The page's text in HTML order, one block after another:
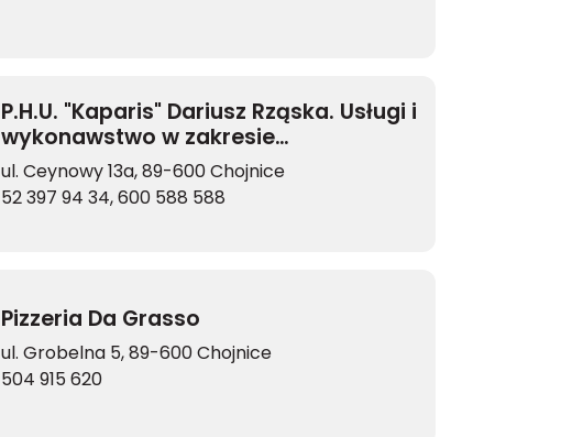
P.H.U. "Kaparis" Dariusz Rząska. Usługi i
wykonawstwo w zakresie
budownictwa ogólnego.
ul. Ceynowy 13a, 89-600 Chojnice
52 397 94 34, 600 588 588
Pizzeria Da Grasso
ul. Grobelna 5, 89-600 Chojnice
504 915 620